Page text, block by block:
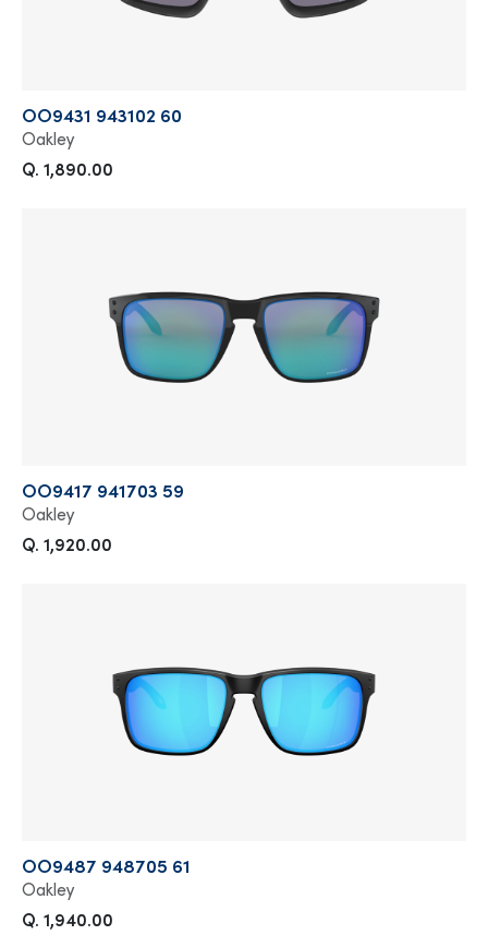
OO9431 943102 60
Oakley
Q. 1,890.00
OO9417 941703 59
Oakley
Q. 1,920.00
OO9487 948705 61
Oakley
Q. 1,940.00